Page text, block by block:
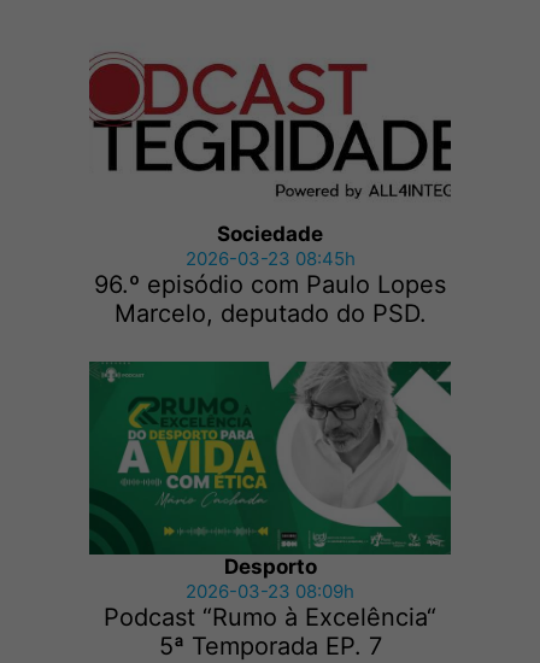
Sociedade
2026-03-23 08:45h
96.º episódio com Paulo Lopes
Marcelo, deputado do PSD.
Desporto
2026-03-23 08:09h
Podcast “Rumo à Excelência“
5ª Temporada EP. 7